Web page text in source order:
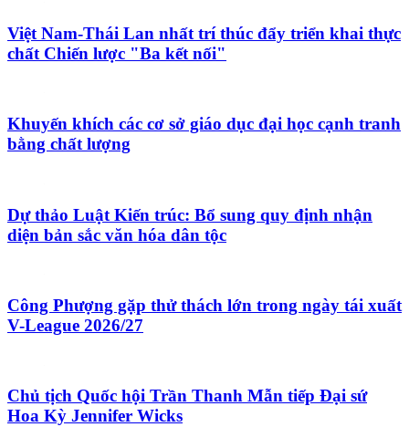
Việt Nam-Thái Lan nhất trí thúc đẩy triển khai thực
chất Chiến lược "Ba kết nối"
Khuyến khích các cơ sở giáo dục đại học cạnh tranh
bằng chất lượng
Dự thảo Luật Kiến trúc: Bổ sung quy định nhận
diện bản sắc văn hóa dân tộc
Công Phượng gặp thử thách lớn trong ngày tái xuất
V-League 2026/27
Chủ tịch Quốc hội Trần Thanh Mẫn tiếp Đại sứ
Hoa Kỳ Jennifer Wicks